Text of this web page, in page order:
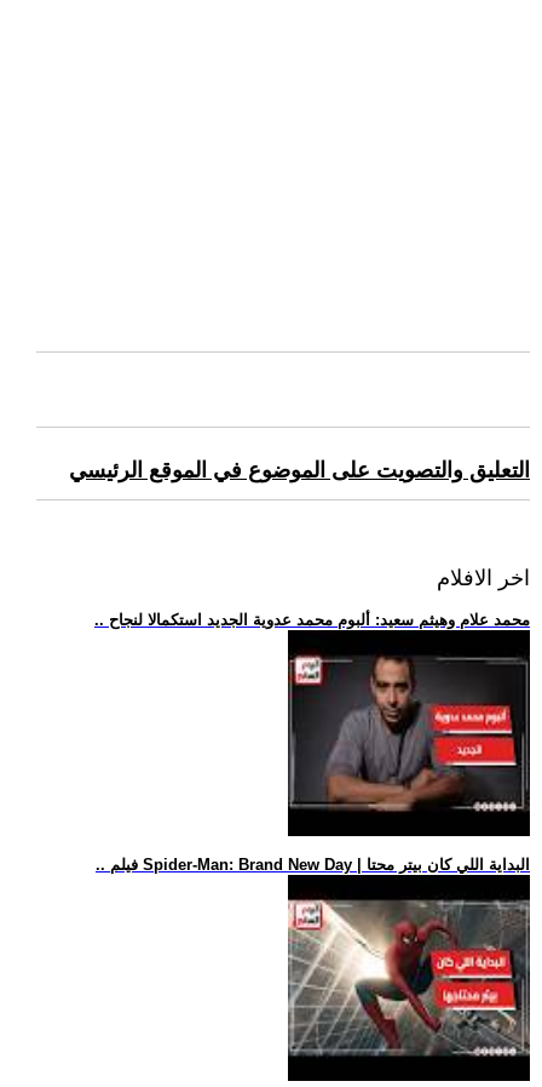
التعليق والتصويت على الموضوع في الموقع الرئيسي
اخر الافلام
.. محمد علام وهيثم سعيد: ألبوم محمد عدوية الجديد استكمالا لنجاح
.. فيلم Spider-Man: Brand New Day | البداية اللي كان بيتر محتا